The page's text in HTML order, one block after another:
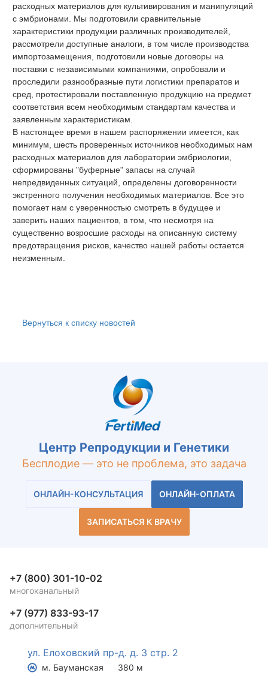
расходных материалов для культивирования и манипуляций
с эмбрионами. Мы подготовили сравнительные
характеристики продукции различных производителей,
рассмотрели доступные аналоги, в том числе производства
импортозамещения, подготовили новые договоры на
поставки с независимыми компаниями, опробовали и
проследили разнообразные пути логистики препаратов и
сред, протестировали поставленную продукцию на предмет
соответствия всем необходимым стандартам качества и
заявленным характеристикам.
В настоящее время в нашем распоряжении имеется, как
минимум, шесть проверенных источников необходимых нам
расходных материалов для лаборатории эмбриологии,
сформированы "буферные" запасы на случай
непредвиденных ситуаций, определены договоренности
экстренного получения необходимых материалов. Все это
помогает нам с уверенностью смотреть в будущее и
заверить наших пациентов, в том, что несмотря на
существенно возросшие расходы на описанную систему
предотвращения рисков, качество нашей работы остается
неизменным.
Вернуться к списку новостей
Центр Репродукции и Генетики
Бесплодие — это не проблема, это задача
ОНЛАЙН-КОНСУЛЬТАЦИЯ ОНЛАЙН-ОПЛАТА
ЗАПИСАТЬСЯ К ВРАЧУ
+7 (800) 301-10-02
многоканальный
+7 (977) 833-93-17
дополнительный
ул. Елоховский пр-д. д. 3 стр. 2
м. Бауманская
380 м